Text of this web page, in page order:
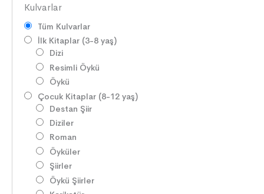
Kulvarlar
Tüm Kulvarlar
İlk Kitaplar (3-8 yaş)
Dizi
Resimli Öykü
Öykü
Çocuk Kitaplar (8-12 yaş)
Destan Şiir
Diziler
Roman
Öyküler
Şiirler
Öykü Şiirler